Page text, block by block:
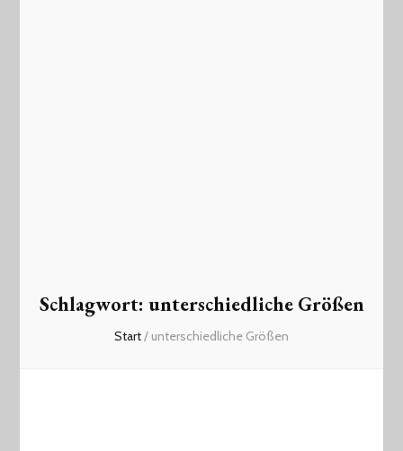
Schlagwort: unterschiedliche Größen
Start/ unterschiedliche Größen